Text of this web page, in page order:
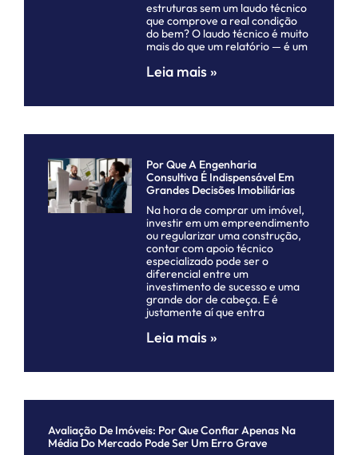
estruturas sem um laudo técnico
que comprove a real condição
do bem? O laudo técnico é muito
mais do que um relatório — é um
Leia mais »
Por Que A Engenharia
Consultiva É Indispensável Em
Grandes Decisões Imobiliárias
Na hora de comprar um imóvel,
investir em um empreendimento
ou regularizar uma construção,
contar com apoio técnico
especializado pode ser o
diferencial entre um
investimento de sucesso e uma
grande dor de cabeça. E é
justamente aí que entra
Leia mais »
Avaliação De Imóveis: Por Que Confiar Apenas Na
Média Do Mercado Pode Ser Um Erro Grave